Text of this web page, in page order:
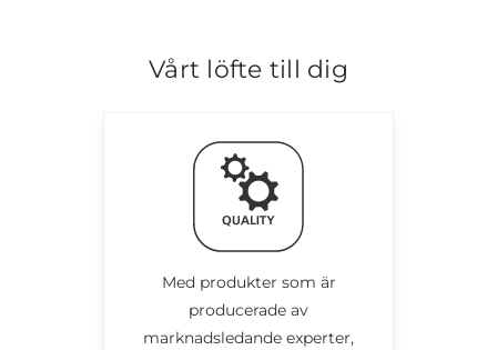
Vårt löfte till dig
Med produkter som är
producerade av
marknadsledande experter,